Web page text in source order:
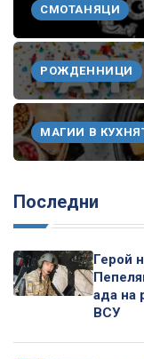
СМОТАНЯЦИ
РОЖДЕННИЦИ
МАГИИ В
Последни
Герой
ада на
ВСУ